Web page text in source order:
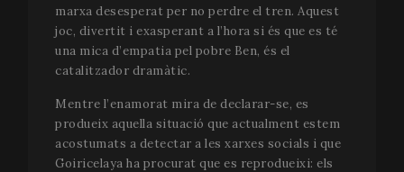
marxa desesperat per no perdre el tren. Aquest
joc, divertit i exasperant a l’hora si és que es té
una mica d’empatia pel pobre Ben, és el
catalitzador dramàtic.
Mentre l’enamorat mira de declarar-se, es
produeix aquella situació que actualment estem
acostumats a detectar a les xarxes socials i que
Goiricelaya ha procurat que es reprodueixi: els